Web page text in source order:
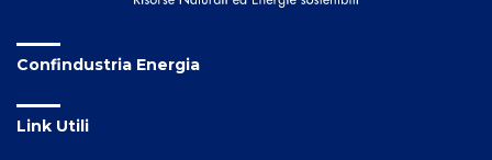
Confindustria Energia
Link Utili